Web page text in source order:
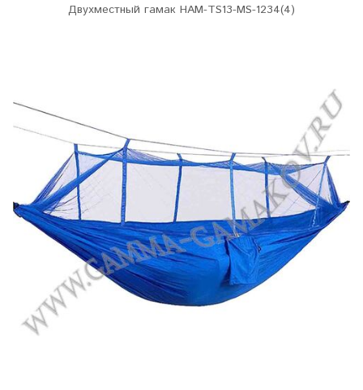
Двухместный гамак HAM-TS13-MS-1234(4)